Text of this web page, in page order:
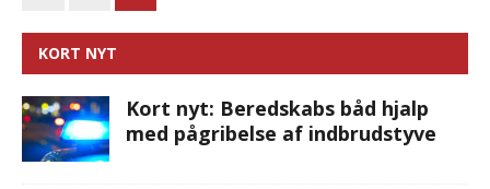
KORT NYT
Kort nyt: Beredskabs båd hjalp
med pågribelse af indbrudstyve